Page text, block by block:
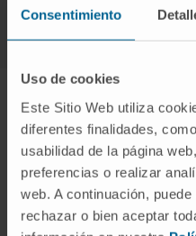
Consentimiento
Uso de cookies
Este Sitio Web utiliza
diferentes finalidades,
usabilidad de la página
preferencias o realizar
web. A continuación,
rechazar o bien aceptar
Nous disposons
Diagnostics
Laboratoire de